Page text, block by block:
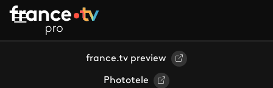
Aller au contenu principal
france.tv preview
Phototele